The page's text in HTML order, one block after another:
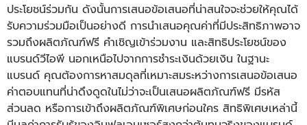
ประโยชน์ร่วมกัน ดังนั้นการเสนอข้อเสนอที่น่าสนใจจะช่วยให้คุณได้
รับความร่วมมือเป็นอย่างดี การนำเสนอคุณค่าที่มีประสิทธิภาพอาจ
รวมถึงผลิตภัณฑ์ฟรี คำเชิญเข้าร่วมงาน และสิทธิประโยชน์ของ
แบรนด์วีไอพี นอกเหนือไปจากการชำระเงินด้วยเงิน ในฐานะ
แบรนด์ คุณต้องการหาสมดุลที่เหมาะสมระหว่างการเสนอข้อเสนอ
ค่าตอบแทนที่น่าดึงดูดในไม่ว่าจะเป็นเสนอผลิตภัณฑ์ฟรี มีรหัส
ส่วนลด หรือการเข้าถึงผลิตภัณฑ์พิเศษก่อนใคร สิทธิพิเศษเหล่านี้